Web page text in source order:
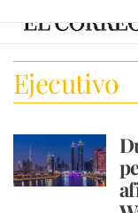
Ejecutivo